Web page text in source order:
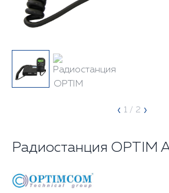
‹ 1 / 2 ›
Радиостанция OPTIM